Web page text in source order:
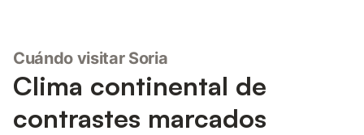
Cuándo visitar Soria
Clima continental de
contrastes marcados